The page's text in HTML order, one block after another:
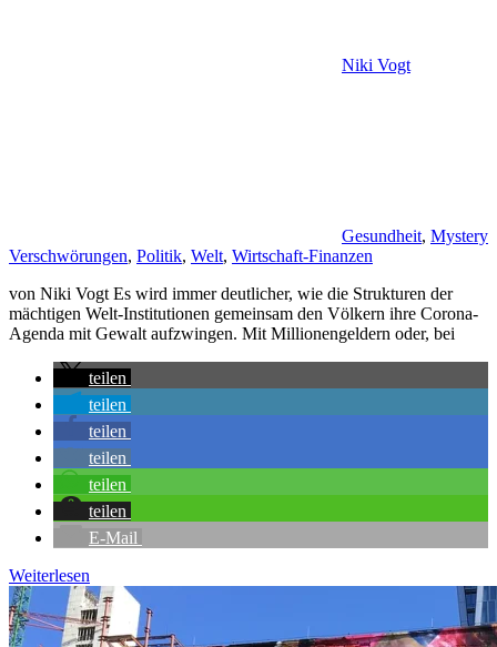
Niki Vogt
Gesundheit, Mystery
Verschwörungen, Politik, Welt, Wirtschaft-Finanzen
von Niki Vogt Es wird immer deutlicher, wie die Strukturen der
mächtigen Welt-Institutionen gemeinsam den Völkern ihre Corona-
Agenda mit Gewalt aufzwingen. Mit Millionengeldern oder, bei
teilen
teilen
teilen
teilen
teilen
teilen
E-Mail
Weiterlesen